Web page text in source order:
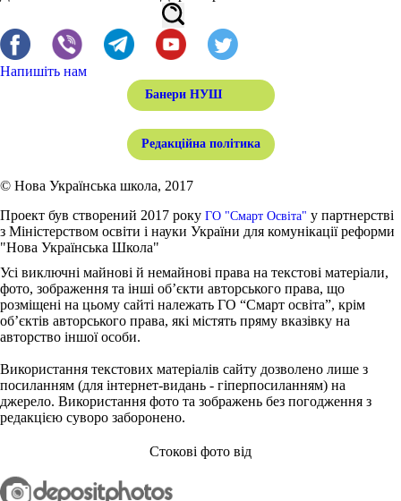
Напишіть нам
Банери НУШ
Редакційна політика
© Нова Українська школа, 2017
Проект був створений 2017 року ГО "Смарт Освіта" у партнерстві
з Міністерством освіти і науки України для комунікації реформи
"Нова Українська Школа"
Усі виключні майнові й немайнові права на текстові матеріали,
фото, зображення та інші об’єкти авторського права, що
розміщені на цьому сайті належать ГО “Смарт освіта”, крім
об’єктів авторського права, які містять пряму вказівку на
авторство іншої особи.
Використання текстових матеріалів сайту дозволено лише з
посиланням (для інтернет-видань - гіперпосиланням) на
джерело. Використання фото та зображень без погодження з
редакцією суворо заборонено.
Стокові фото від